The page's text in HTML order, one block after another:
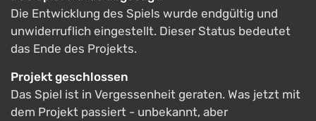
Die Entwicklung des Spiels wurde endgültig und
unwiderruflich eingestellt. Dieser Status bedeutet
das Ende des Projekts.
Projekt geschlossen
Das Spiel ist in Vergessenheit geraten. Was jetzt mit
dem Projekt passiert - unbekannt, aber